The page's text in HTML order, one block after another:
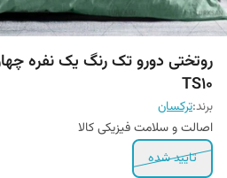
روتختی دورو تک رنگ یک نفره
TS10
برند:ترکسان
اصالت و سلامت فیزیکی کالا
تایید شده